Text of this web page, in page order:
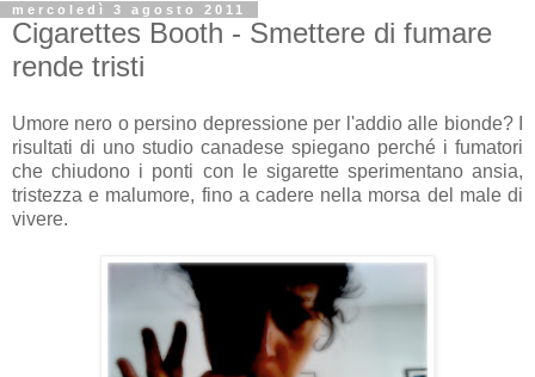
mercoledì 3 agosto 2011
Cigarettes Booth - Smettere di fumare
rende tristi
Umore nero o persino depressione per l'addio alle bionde? I
risultati di uno studio canadese spiegano perché i fumatori
che chiudono i ponti con le sigarette sperimentano ansia,
tristezza e malumore, fino a cadere nella morsa del male di
vivere.